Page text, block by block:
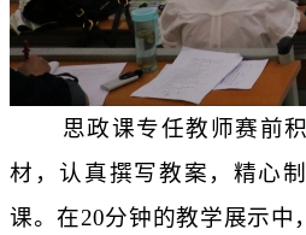
思政课专任教师赛前
材，认真撰写教案，精心
课。在20分钟的教学展示中